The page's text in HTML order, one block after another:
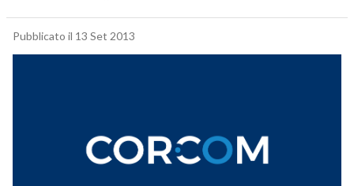
Pubblicato il 13 Set 2013